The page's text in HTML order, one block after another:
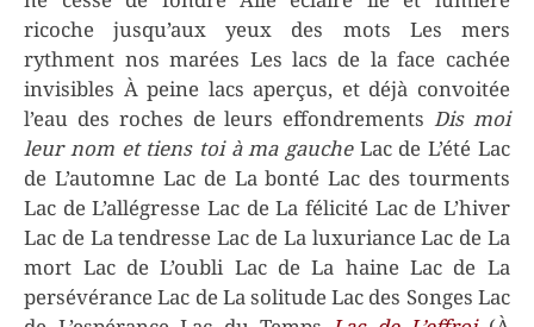
ricoche jusqu’aux yeux des mots Les mers
rythment nos marées Les lacs de la face cachée
invisibles À peine lacs aperçus, et déjà convoitée
l’eau des roches de leurs effondrementsDis moi
leur nom et tiens toi à ma gaucheLac de L’été Lac
de L’automne Lac de La bonté Lac des tourments
Lac de L’allégresse Lac de La félicité Lac de L’hiver
Lac de La tendresse Lac de La luxuriance Lac de La
mort Lac de L’oubli Lac de La haine Lac de La
persévérance Lac de La solitude Lac des Songes Lac